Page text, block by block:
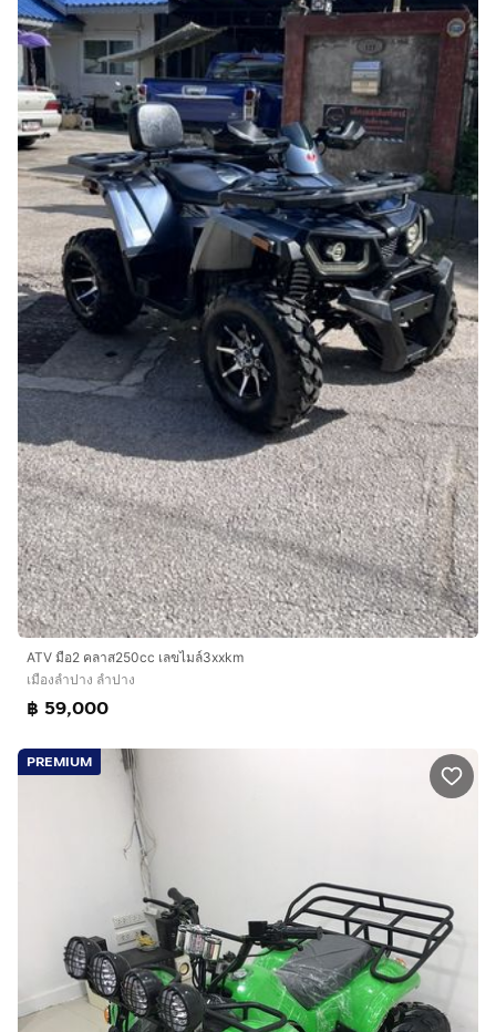
ATV มือ2 คลาส250cc เลขไมล์3xxkm
เมืองลำปาง ลำปาง
฿ 59,000
PREMIUM